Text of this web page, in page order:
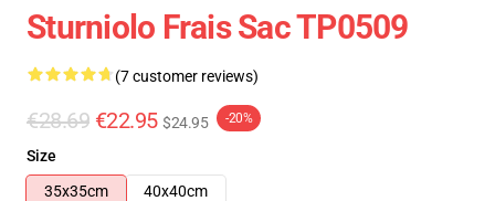
Sturniolo Frais Sac TP0509
(7 customer reviews)
€28.69 €22.95 $24.95 -20%
Size
35x35cm
40x40cm